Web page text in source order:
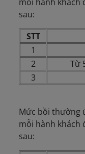
sau:
STT
1
2
Từ
3
Mức bồi thường
mỗi hành khách
sau: